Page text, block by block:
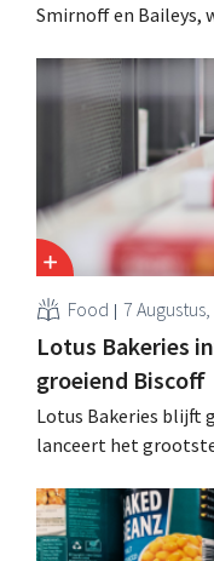
Smirnoff en Baileys,
andere Guiness en
Food 7
Lotus Bakeries
groeiend Biscoff
Lotus Bakeries blijft
lanceert het
moeten dit